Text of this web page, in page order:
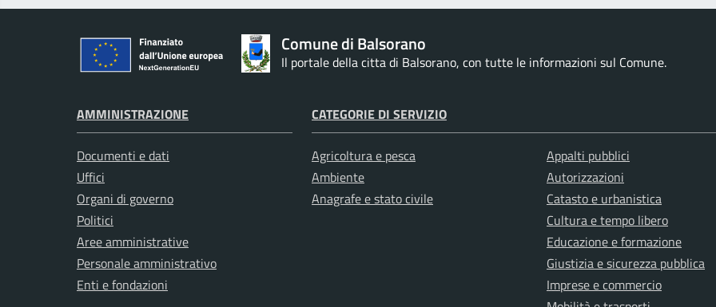
Comune di Balsorano
Il portale della citta di Balsorano, con tutte le informazioni sul Comune.
AMMINISTRAZIONE
Documenti e dati
Uffici
Organi di governo
Politici
Aree amministrative
Personale amministrativo
Enti e fondazioni
CATEGORIE DI SERVIZIO
Agricoltura e pesca
Ambiente
Anagrafe e stato civile
Appalti pubblici
Autorizzazioni
Catasto e urbanistica
Cultura e tempo libero
Educazione e formazione
Giustizia e sicurezza pubblica
Imprese e commercio